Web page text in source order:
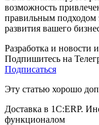
возможность
правильным подходом
развития вашего
Разработка и новости
Подпишитесь на
Подписаться
Эту статью хорошо
Доставка в 1С:ERP.
функционалом